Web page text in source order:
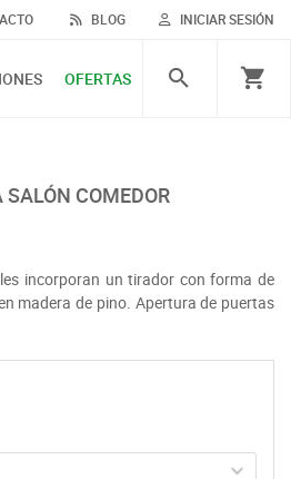
INICIAR SESIÓN
BLOG
OFERTAS
SALÓN COMEDOR
incorporan un tirador con forma de
madera de pino. Apertura de puertas